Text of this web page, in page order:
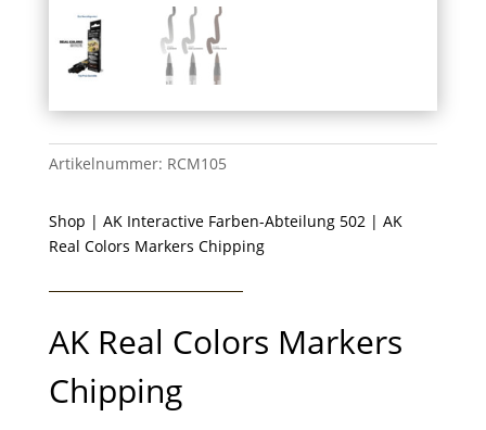
Artikelnummer: RCM105
Shop | AK Interactive Farben-Abteilung 502| AK
Real Colors Markers Chipping
AK Real Colors Markers
Chipping